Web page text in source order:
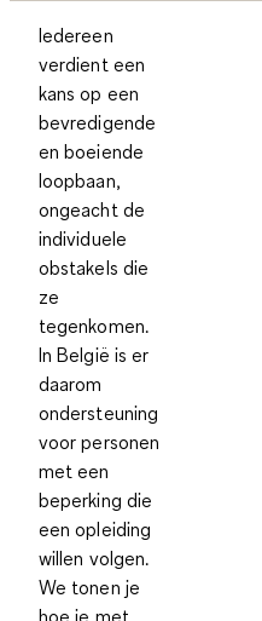
Iedereen
verdient een
kans op een
bevredigende
en boeiende
loopbaan,
ongeacht de
individuele
obstakels die
ze
tegenkomen.
In België is er
daarom
ondersteuning
voor personen
met een
beperking die
een opleiding
willen volgen.
We tonen je
hoe je met